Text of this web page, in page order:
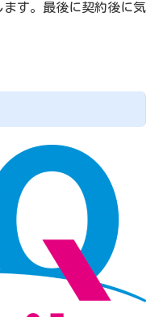
す。最後に契約後に気